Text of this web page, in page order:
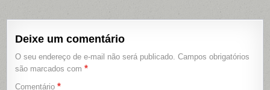
Deixe um comentário
O seu endereço de e-mail não será publicado. Campos obrigatórios
são marcados com*
Comentário*